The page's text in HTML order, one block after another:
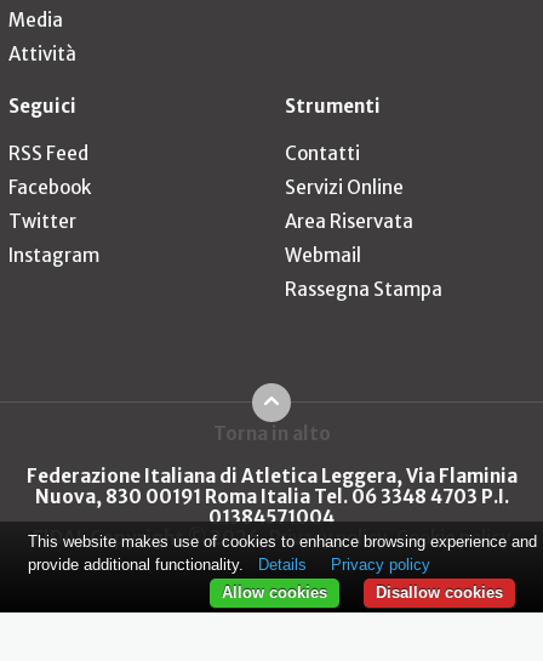
Media
Attività
Seguici
RSS Feed
Facebook
Twitter
Instagram
Strumenti
Contatti
Servizi Online
Area Riservata
Webmail
Rassegna Stampa
Torna in alto
Federazione Italiana di Atletica Leggera, Via Flaminia
Nuova, 830 00191 Roma Italia Tel. 06 3348 4703 P.I.
01384571004
FIDAL Copyright © 2026 Privacy policy Cookie policy
This website makes use of cookies to enhance browsing experience and
provide additional functionality.
Details
Privacy policy
Disallow cookies
Allow cookies